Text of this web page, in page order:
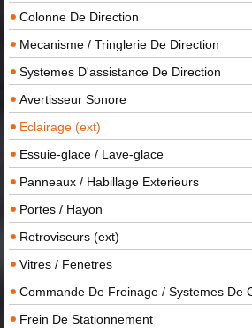
Colonne De Direction
Mecanisme / Tringlerie De Direction
Systemes D'assistance De Direction
Avertisseur Sonore
Eclairage (ext)
Essuie-glace / Lave-glace
Panneaux / Habillage Exterieurs
Portes / Hayon
Retroviseurs (ext)
Vitres / Fenetres
Commande De Freinage / Systemes De
Frein De Stationnement